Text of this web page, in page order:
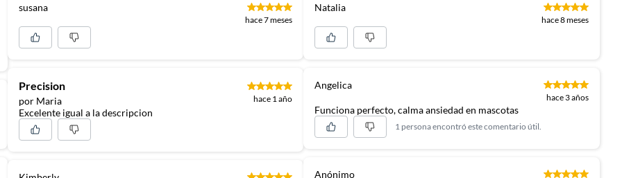
susana
hace 7 meses
Precision
por Maria hace 1 año
Excelente igual a la descripcion
Natalia
hace 8 meses
Angelica
hace 3 años
Funciona perfecto, calma ansiedad en mascotas
1 persona encontró este comentario útil.
Anónimo